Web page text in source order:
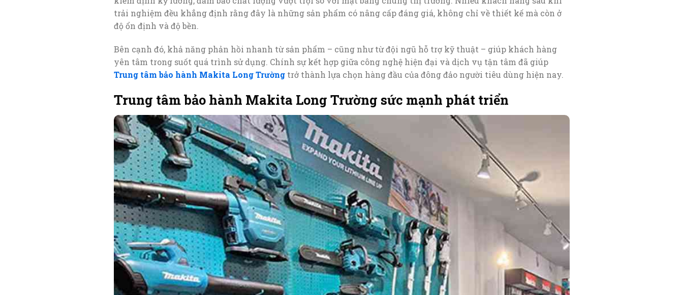
trải nghiệm đều khẳng định rằng đây là những sản phẩm có nâng cấp đáng giá, không chỉ về thiết kế mà còn ở
độ ổn định và độ bền.
Bên cạnh đó, khả năng phản hồi nhanh từ sản phẩm – cũng như từ đội ngũ hỗ trợ kỹ thuật – giúp khách hàng
yên tâm trong suốt quá trình sử dụng. Chính sự kết hợp giữa công nghệ hiện đại và dịch vụ tận tâm đã giúp
Trung tâm bảo hành Makita Long Trường trở thành lựa chọn hàng đầu của đông đảo người tiêu dùng hiện nay.
Trung tâm bảo hành Makita Long Trường sức mạnh phát triển